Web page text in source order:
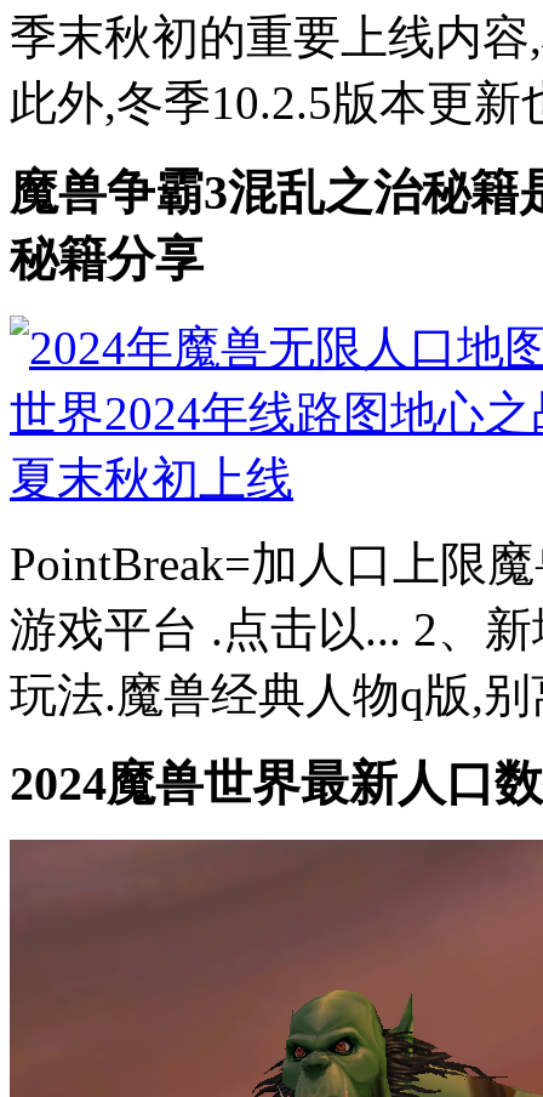
季末秋初的重要上线内
此外,冬季10.2.5版本更新
魔兽争霸3混乱之治秘籍
秘籍分享
PointBreak=加人口上限
游戏平台 .点击以... 2、
玩法.魔兽经典人物q版,
2024魔兽世界最新人口